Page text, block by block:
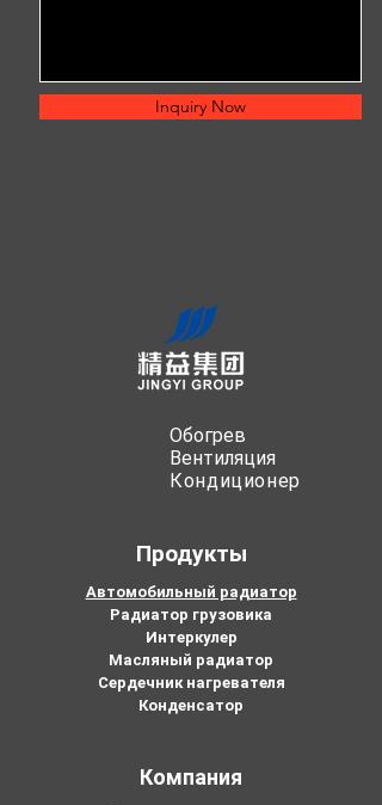
Inquiry Now
Обогрев
Вентиляция
Кондиционер
Продукты
Автомобильный радиатор
Радиатор грузовика
Интеркулер
Масляный радиатор
Сердечник нагревателя
Конденсатор
Компания